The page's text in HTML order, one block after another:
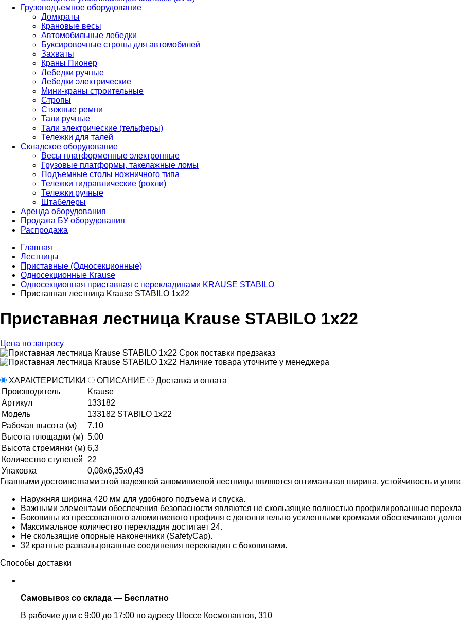
Грузоподъемное оборудование
Домкраты
Крановые весы
Автомобильные лебедки
Буксировочные стропы для автомобилей
Захваты
Краны Пионер
Лебедки ручные
Лебедки электрические
Мини-краны строительные
Стропы
Стяжные ремни
Тали ручные
Тали электрические (тельферы)
Тележки для талей
Складское оборудование
Весы платформенные электронные
Грузовые платформы, такелажные ломы
Подъемные столы ножничного типа
Тележки гидравлические (рохли)
Тележки ручные
Штабелеры
Аренда оборудования
Продажа БУ оборудования
Распродажа
Главная
Лестницы
Приставные (Односекционные)
Односекционные Krause
Односекционная приставная с перекладинами KRAUSE STABILO
Приставная лестница Krause STABILO 1х22
Приставная лестница Krause STABILO 1х22
Цена по запросу
Срок поставки предзаказ
Наличие товара уточните у менеджера
ХАРАКТЕРИСТИКИ ОПИСАНИЕ
Доставка и оплата
Производитель
Krause
Артикул
133182
Модель
133182 STABILO 1х22
Рабочая высота (м)
7.10
Высота площадки (м) 5.00
Высота стремянки (м) 6,3
Количество ступеней
22
Упаковка
0,08х6,35х0,43
Главными достоинствами этой надежной алюминиевой лестницы являются оптимальная ширина, устойчивость и
Наружняя ширина 420 мм для удобного подъема и спуска.
Важными элементами обеспечения безопасности являются не скользящие полностью профилированные
Боковины из прессованного алюминиевого профиля с дополнительно усиленными кромками обеспечивают
Максимальное количество перекладин достигает 24.
Не скользящие опорные наконечники (SafetyCap).
32 кратные развальцованные соединения перекладин с боковинами.
Способы доставки
Самовывоз со склада — Бесплатно
В рабочие дни с 9:00 до 17:00 по адресу Шоссе Космонавтов, 310